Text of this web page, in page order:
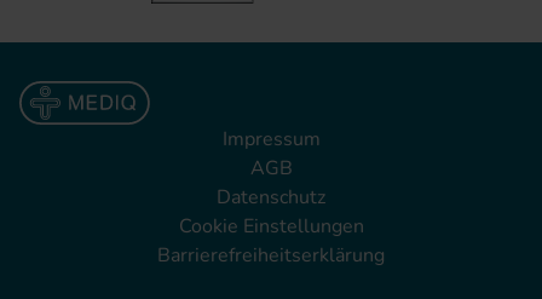
Impressum
AGB
Datenschutz
Cookie Einstellungen
Barrierefreiheitserklärung